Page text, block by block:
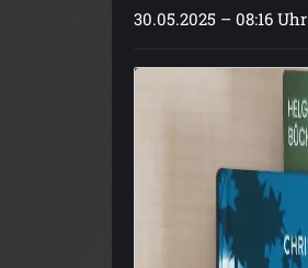
30.05.2025 – 08:16 Uhr